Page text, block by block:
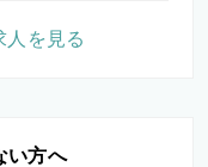
い方へ
人を見る